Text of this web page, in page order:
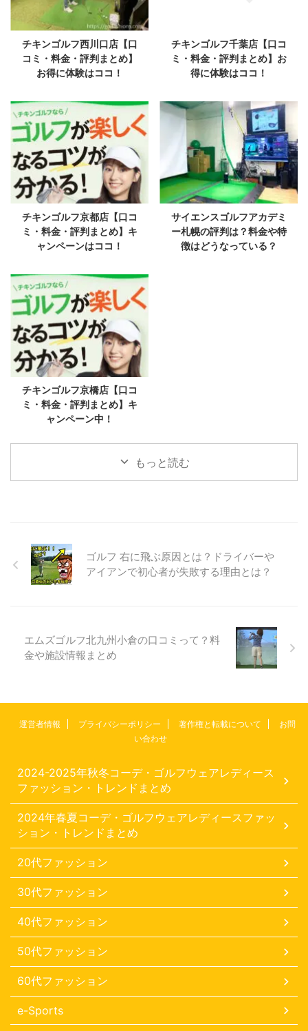
チキンゴルフ西川口店【口
コミ・料金・評判まとめ】
お得に体験はココ！
チキンゴルフ千葉店【口コ
ミ・料金・評判まとめ】お
得に体験はココ！
チキンゴルフ京都店【口コ
ミ・料金・評判まとめ】キ
ャンペーンはココ！
サイエンスゴルフアカデミ
ー札幌の評判は？料金や特
徴はどうなっている？
チキンゴルフ京橋店【口コ
ミ・料金・評判まとめ】キ
ャンペーン中！
もっと読む
ゴルフ 右に飛ぶ原因とは？ドライバーや
アイアンで初心者が失敗する理由とは？
エムズゴルフ北九州小倉の口コミって？料
金や施設情報まとめ
運営者情報 プライバシーポリシー 著作権と転載について
お問
い合わせ
2024-2025年秋冬コーデ・ゴルフウェアレディース
ファッション・トレンドまとめ
2024年春夏コーデ・ゴルフウェアレディースファッ
ション・トレンドまとめ
20代ファッション
30代ファッション
40代ファッション
50代ファッション
60代ファッション
e-Sports